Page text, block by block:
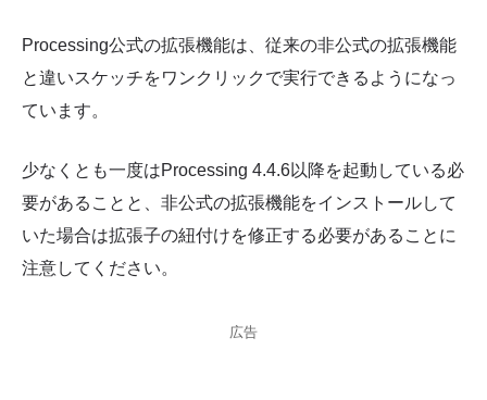
Processing公式の拡張機能は、従来の非公式の拡張機能
と違いスケッチをワンクリックで実行できるようになっ
ています。
少なくとも一度はProcessing 4.4.6以降を起動している必
要があることと、非公式の拡張機能をインストールして
いた場合は拡張子の紐付けを修正する必要があることに
注意してください。
広告